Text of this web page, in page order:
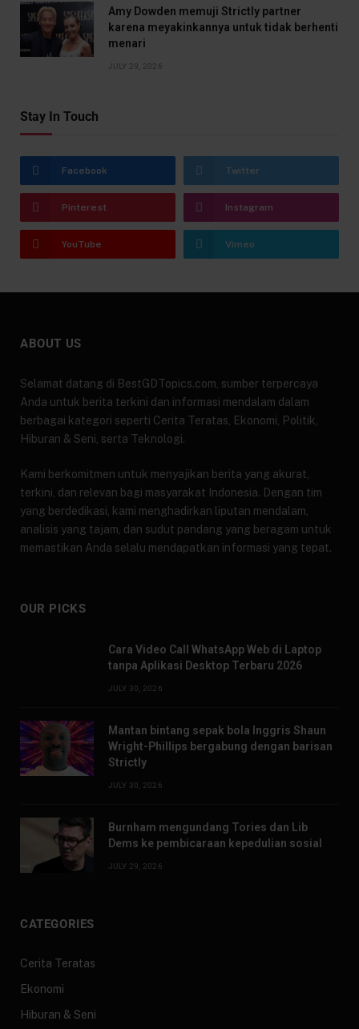
Amy Dowden memuji Strictly partner
karena meyakinkannya untuk tidak berhenti
menari
JULY 29, 2026
Stay In Touch
Facebook Twitter
Pinterest Instagram
YouTube Vimeo
ABOUT US
Selamat datang di BestGDTopics.com, sumber terpercaya
Anda untuk berita terkini dan informasi mendalam dalam
berbagai kategori seperti Cerita Teratas, Ekonomi, Politik,
Hiburan & Seni, serta Teknologi.
Kami berkomitmen untuk menyajikan berita yang akurat,
terkini, dan relevan bagi masyarakat Indonesia. Dengan tim
yang berdedikasi, kami menghadirkan liputan mendalam,
analisis yang tajam, dan sudut pandang yang beragam untuk
memastikan Anda selalu mendapatkan informasi yang tepat.
OUR PICKS
Cara Video Call WhatsApp Web di Laptop
tanpa Aplikasi Desktop Terbaru 2026
JULY 30, 2026
Mantan bintang sepak bola Inggris Shaun
Wright-Phillips bergabung dengan barisan
Strictly
JULY 30, 2026
Burnham mengundang Tories dan Lib
Dems ke pembicaraan kepedulian sosial
JULY 29, 2026
CATEGORIES
Cerita Teratas
Ekonomi
Hiburan & Seni